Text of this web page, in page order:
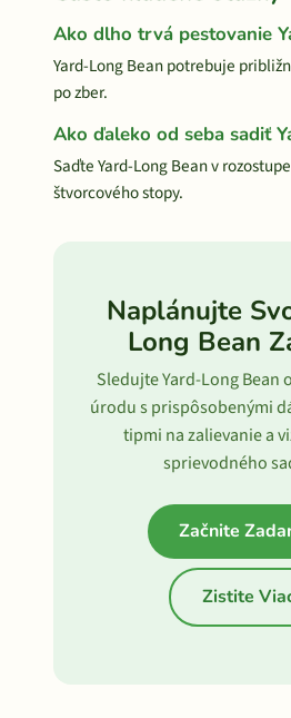
Ako dlho trvá pestovanie
Yard-Long Bean potrebuje
po zber.
Ako ďaleko od seba sadiť
Saďte Yard-Long Bean v
štvorcového stopy.
Naplánujte
Long Bean
Sledujte Yard-Long Bean
úrodu s prispôsobenými
tipmi na zalievanie a
sprievodného
Začnite
Zistite